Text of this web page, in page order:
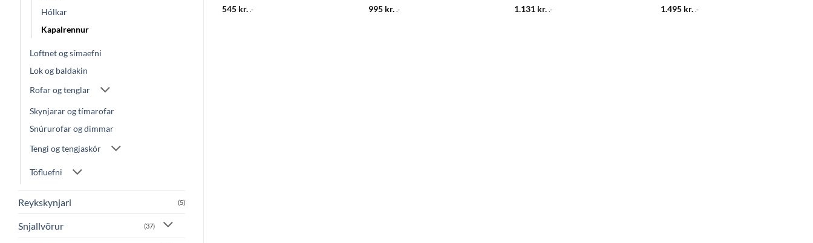
Hólkar
Kapalrennur
Loftnet og símaefni
Lok og baldakin
Rofar og tenglar
Skynjarar og tímarofar
Snúrurofar og dimmar
Tengi og tengjaskór
Töfluefni
Reykskynjari (5)
Snjallvörur (37)
545 kr. .- 995 kr. .- 1.131 kr. .- 1.495 kr. .-